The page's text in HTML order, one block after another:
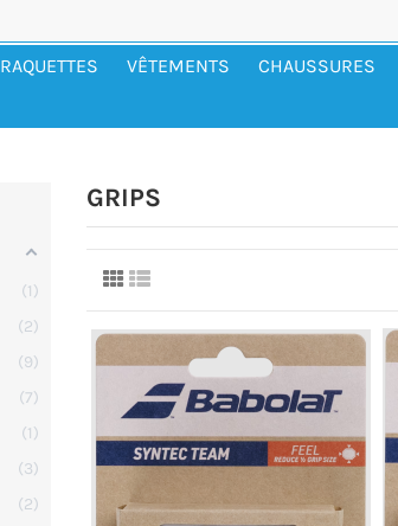
RAQUETTES VÊTEMENTS CHAUSSURES
GRIPS
1
2
9
7
1
3
2